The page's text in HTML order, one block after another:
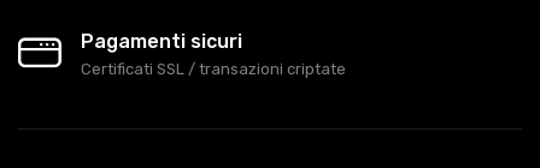
Pagamenti sicuri
Certificati SSL / transazioni criptate